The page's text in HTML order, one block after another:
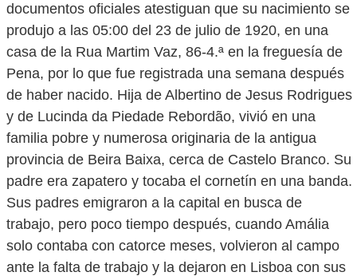
documentos oficiales atestiguan que su nacimiento se
produjo a las 05:00 del 23 de julio de 1920, en una
casa de la Rua Martim Vaz, 86-4.ª en la freguesía de
Pena, por lo que fue registrada una semana después
de haber nacido. Hija de Albertino de Jesus Rodrigues
y de Lucinda da Piedade Rebordão, vivió en una
familia pobre y numerosa originaria de la antigua
provincia de Beira Baixa, cerca de Castelo Branco. Su
padre era zapatero y tocaba el cornetín en una banda.
Sus padres emigraron a la capital en busca de
trabajo, pero poco tiempo después, cuando Amália
solo contaba con catorce meses, volvieron al campo
ante la falta de trabajo y la dejaron en Lisboa con sus